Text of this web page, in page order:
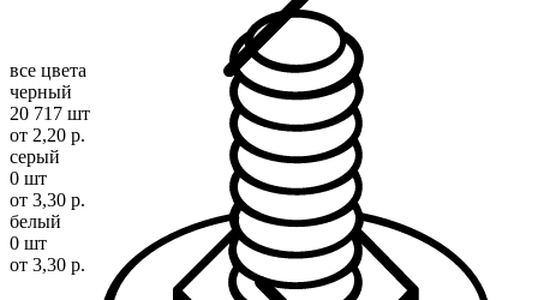
все цвета
черный
20 717 шт
от 2,20 р.
серый
0 шт
от 3,30 р.
белый
0 шт
от 3,30 р.